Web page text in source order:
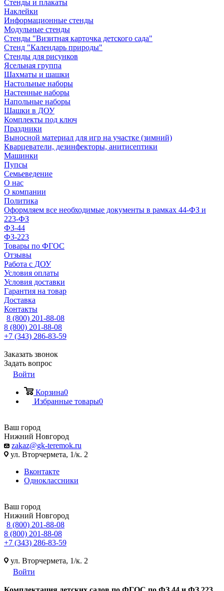
Стенды и плакаты
Наклейки
Информационные стенды
Модульные стенды
Стенды "Визитная карточка детского сада"
Стенд "Календарь природы"
Стенды для рисунков
Ясельная группа
Шахматы и шашки
Настольные наборы
Настенные наборы
Напольные наборы
Шашки в ДОУ
Комплекты под ключ
Праздники
Выносной материал для игр на участке (зимний)
Кварцеватели, дезинфекторы, анитисептики
Машинки
Пупсы
Семьеведение
О нас
О компании
Политика
Оформляем все необходимые документы в рамках 44-ФЗ и
223-ФЗ
ФЗ-44
ФЗ-223
Товары по ФГОС
Отзывы
Работа с ДОУ
Условия оплаты
Условия доставки
Гарантия на товар
Доставка
Контакты
8 (800) 201-88-08
8 (800) 201-88-08
+7 (343) 286-83-59
Заказать звонок
Задать вопрос
Войти
Корзина0
Избранные товары0
Ваш город
Нижний Новгород
zakaz@gk-teremok.ru
ул. Вторчермета, 1/к. 2
Вконтакте
Одноклассники
Ваш город
Нижний Новгород
8 (800) 201-88-08
8 (800) 201-88-08
+7 (343) 286-83-59
ул. Вторчермета, 1/к. 2
Войти